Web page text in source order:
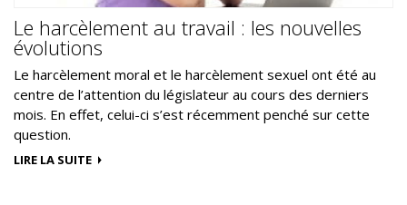
Le harcèlement au travail : les nouvelles
évolutions
Le harcèlement moral et le harcèlement sexuel ont été au
centre de l’attention du législateur au cours des derniers
mois. En effet, celui-ci s’est récemment penché sur cette
question.
LIRE LA SUITE